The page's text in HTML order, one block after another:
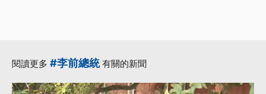
閱讀更多 #李前總統有關的新聞